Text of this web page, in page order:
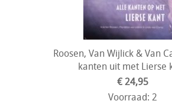
Roosen, Van Wijlick & Van
kanten uit met Lierse
€ 24,95
Voorraad: 2